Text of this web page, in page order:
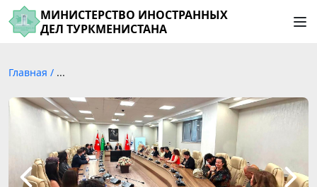
МИНИСТЕРСТВО ИНОСТРАННЫХ
ДЕЛ ТУРКМЕНИСТАНА
Главная / ...